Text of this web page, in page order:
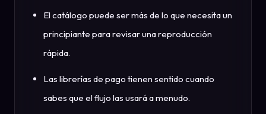
El catálogo puede ser más de lo que necesita un
principiante para revisar una reproducción
rápida.
Las librerías de pago tienen sentido cuando
sabes que el flujo las usará a menudo.